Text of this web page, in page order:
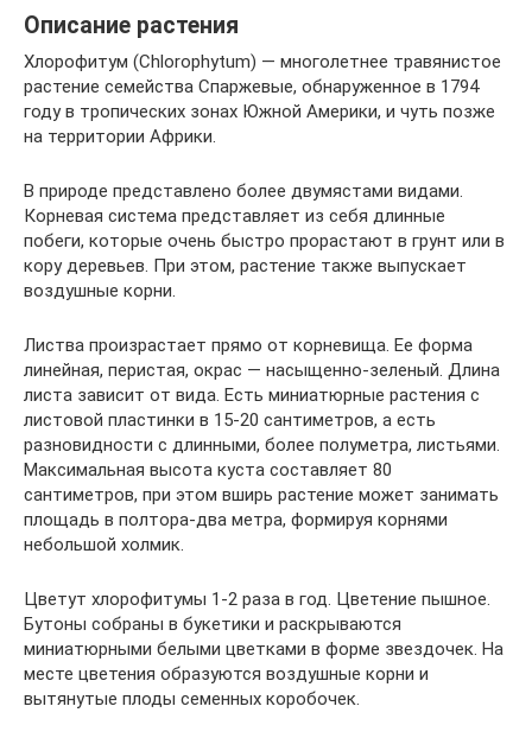
Описание растения
Хлорофитум (Chlorophytum) — многолетнее травянистое
растение семейства Спаржевые, обнаруженное в 1794
году в тропических зонах Южной Америки, и чуть позже
на территории Африки.
В природе представлено более двумястами видами.
Корневая система представляет из себя длинные
побеги, которые очень быстро прорастают в грунт или в
кору деревьев. При этом, растение также выпускает
воздушные корни.
Листва произрастает прямо от корневища. Ее форма
линейная, перистая, окрас — насыщенно-зеленый. Длина
листа зависит от вида. Есть миниатюрные растения с
листовой пластинки в 15-20 сантиметров, а есть
разновидности с длинными, более полуметра, листьями.
Максимальная высота куста составляет 80
сантиметров, при этом вширь растение может занимать
площадь в полтора-два метра, формируя корнями
небольшой холмик.
Цветут хлорофитумы 1-2 раза в год. Цветение пышное.
Бутоны собраны в букетики и раскрываются
миниатюрными белыми цветками в форме звездочек. На
месте цветения образуются воздушные корни и
вытянутые плоды семенных коробочек.